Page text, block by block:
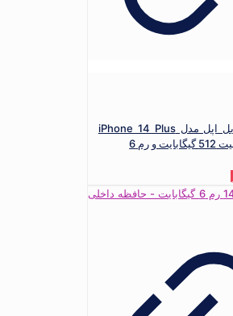
گوشی موبایل اپل مدل iPhone 14 Plus